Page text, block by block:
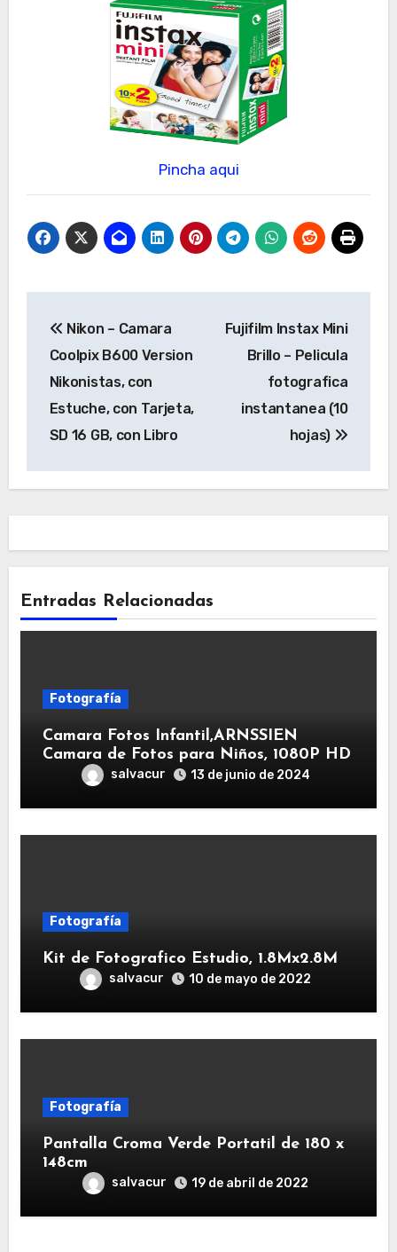
Pincha aqui
de
entradas
Nikon – Camara
Coolpix B600 Version
Nikonistas, con
Estuche, con Tarjeta,
SD 16 GB, con Libro
Fujifilm Instax Mini
Brillo – Pelicula
fotografica
instantanea (10
hojas)
Entradas Relacionadas
Fotografía
Camara Fotos Infantil,ARNSSIEN
Camara de Fotos para Niños, 1080P HD
salvacur 13 de junio de 2024
Fotografía
Kit de Fotografico Estudio, 1.8Mx2.8M
salvacur 10 de mayo de 2022
Fotografía
Pantalla Croma Verde Portatil de 180 x
148cm
salvacur 19 de abril de 2022